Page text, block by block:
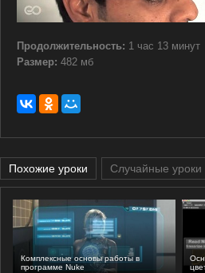
Продолжительность: 1 час 13 минут
Размер: 482 мб
Похожие уроки Случайные уроки
Комплексные основы работы в
программе Nuke